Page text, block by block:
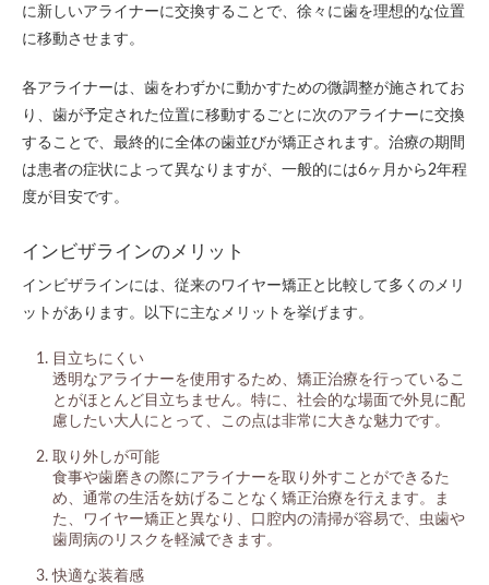
に新しいアライナーに交換することで、徐々に歯を理想的な位置
に移動させます。
各アライナーは、歯をわずかに動かすための微調整が施されてお
り、歯が予定された位置に移動するごとに次のアライナーに交換
することで、最終的に全体の歯並びが矯正されます。治療の期間
は患者の症状によって異なりますが、一般的には6ヶ月から2年程
度が目安です。
インビザラインのメリット
インビザラインには、従来のワイヤー矯正と比較して多くのメリ
ットがあります。以下に主なメリットを挙げます。
目立ちにくい
透明なアライナーを使用するため、矯正治療を行っているこ
とがほとんど目立ちません。特に、社会的な場面で外見に配
慮したい大人にとって、この点は非常に大きな魅力です。
取り外しが可能
食事や歯磨きの際にアライナーを取り外すことができるた
め、通常の生活を妨げることなく矯正治療を行えます。ま
た、ワイヤー矯正と異なり、口腔内の清掃が容易で、虫歯や
歯周病のリスクを軽減できます。
快適な装着感